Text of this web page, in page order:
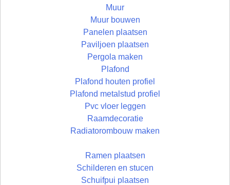
Muur
Muur bouwen
Panelen plaatsen
Paviljoen plaatsen
Pergola maken
Plafond
Plafond houten profiel
Plafond metalstud profiel
Pvc vloer leggen
Raamdecoratie
Radiatorombouw maken
Ramen plaatsen
Schilderen en stucen
Schuifpui plaatsen